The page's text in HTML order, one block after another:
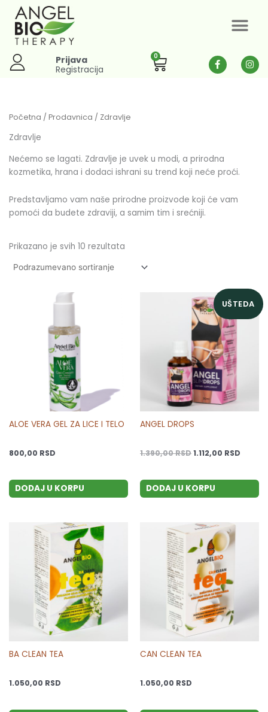
sadržaj
Prijava
Registracija
0
Cart F
a
c
I
n
s
Početna / Prodavnica / Zdravlje
Zdravlje
Nećemo se lagati. Zdravlje je uvek u modi, a prirodna
kozmetika, hrana i dodaci ishrani su trend koji neće proći.
Predstavljamo vam naše prirodne proizvode koji će vam
pomoći da budete zdraviji, a samim tim i srećniji.
Prikazano je svih 10 rezultata
ALOE VERA GEL ZA LICE I TELO
800,00 RSD
DODAJ U KORPU
UŠTEDA
ANGEL DROPS
1.390,00RSD
Originalna
cena
je
bila:
1.390,00 RSD.
1.112,00 RSD
cena
DODAJ U KORPU
BA CLEAN TEA
1.050,00 RSD
CAN CLEAN TEA
1.050,00 RSD